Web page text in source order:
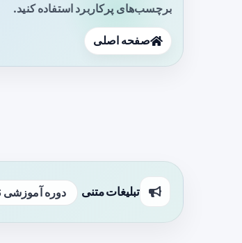
برچسب‌های پرکاربرد استفاده کنید.
صفحه اصلی
تبلیغات متنی دوره آموزشی ATLS